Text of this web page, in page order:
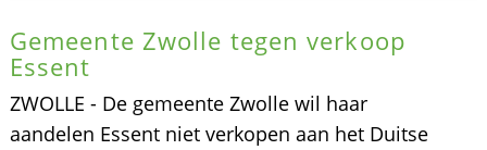
Gemeente Zwolle tegen verkoop
Essent
ZWOLLE - De gemeente Zwolle wil haar
aandelen Essent niet verkopen aan het Duitse